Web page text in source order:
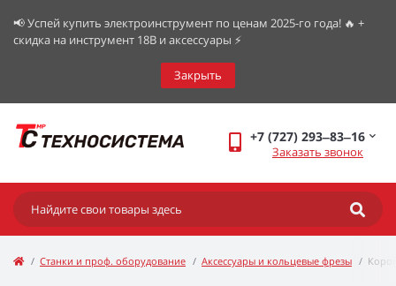
📢 Успей купить электроинструмент по ценам 2025-го года! 🔥 +
скидка на инструмент 18В и аксессуары ⚡️
Закрыть
+7 (727) 293‒83‒16
Заказать звонок
Станки и проф. оборудование Аксессуары и кольцевые фрезы